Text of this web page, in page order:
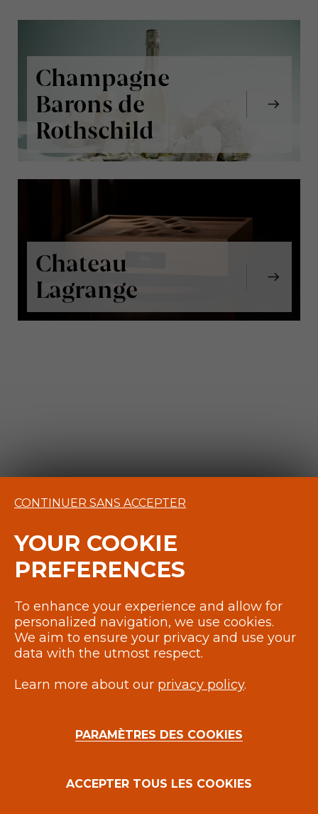
Champagne
Barons de
Rothschild
Chateau
Lagrange
97, RUE RÉAUMUR 75002 PARIS
+33(0)1 44 76 00 61
COPYRIGHT©PARTISAN DU SENS 2024
YOUR COOKIE
PREFERENCES
To enhance your experience and allow for
personalized navigation, we use cookies.
We aim to ensure your privacy and use your
data with the utmost respect.
Learn more about our privacy policy.
PARAMÈTRES DES COOKIES
ACCEPTER TOUS LES COOKIES
CONTINUER SANS ACCEPTER